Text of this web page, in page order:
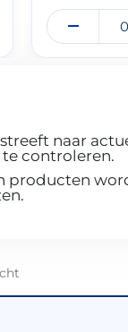
naar
controleren.
producten